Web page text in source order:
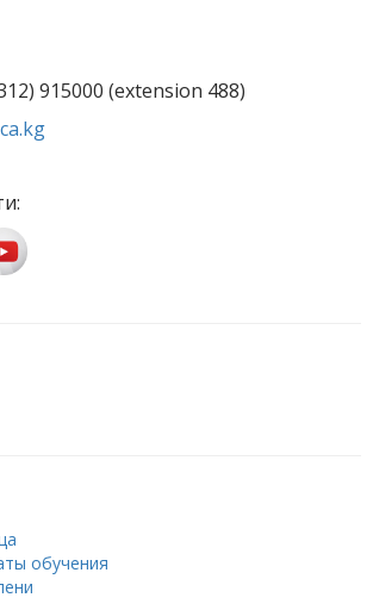
915000 (extension 488)
обучения